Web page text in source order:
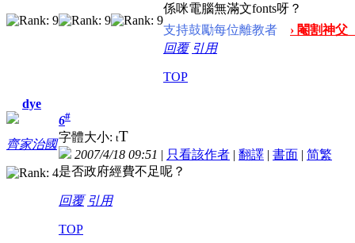
係咪電腦無滿文fonts呀？
支持鼓勵每位離教者
› 閹割神
回覆 引用
TOP
dye
齊家治國
6#
字體大小: tT
2007/4/18 09:51 | 只看該作者 | 翻譯 | 書面 | 简繁
是否政府經費不足呢？
回覆 引用
TOP